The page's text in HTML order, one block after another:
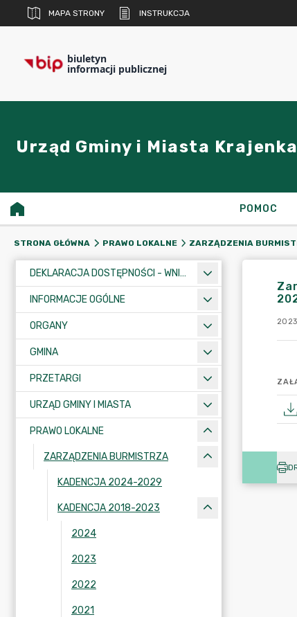
MAPA STRONY INSTRUKCJA
biuletyn
informacji publicznej
Urząd Gminy i Miasta Krajenka
POMOC
STRONA GŁÓWNA PRAWO LOKALNE ZARZĄDZENIA
DEKLARACJA DOSTĘPNOŚCI - WNIOSEK
INFORMACJE OGÓLNE
ORGANY
GMINA
PRZETARGI
URZĄD GMINY I MIASTA
PRAWO LOKALNE
ZARZĄDZENIA BURMISTRZA
KADENCJA 2024-2029
KADENCJA 2018-2023
2024
2023
2022
2021